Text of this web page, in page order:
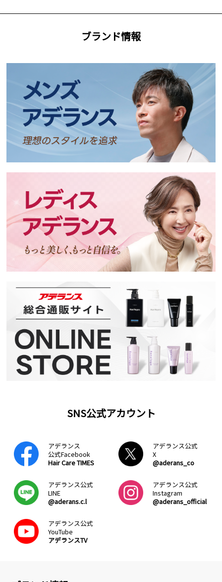
ブランド情報
SNS公式アカウント
アデランス
公式Facebook
Hair Care TIMES
アデランス公式
X
@aderans_co
アデランス公式
LINE
@aderans.c.l
アデランス公式
Instagram
@aderans_official
アデランス公式
YouTube
アデランスTV